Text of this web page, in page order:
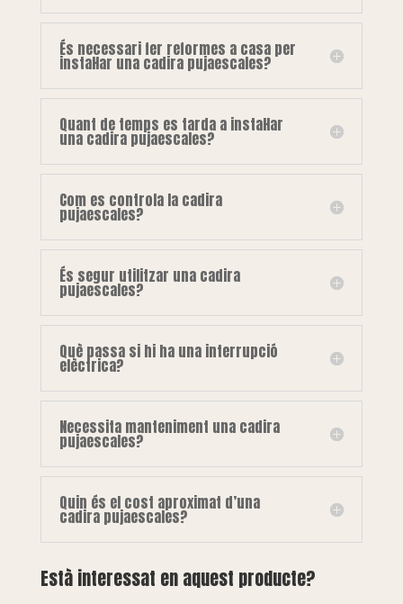
És necessari fer reformes a casa per
instal·lar una cadira pujaescales?
Quant de temps es tarda a instal·lar
una cadira pujaescales?
Com es controla la cadira
pujaescales?
És segur utilitzar una cadira
pujaescales?
Què passa si hi ha una interrupció
elèctrica?
Necessita manteniment una cadira
pujaescales?
Quin és el cost aproximat d’una
cadira pujaescales?
Està interessat en aquest producte?